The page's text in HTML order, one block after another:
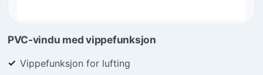
PVC-vindu med vippefunksjon
Vippefunksjon for lufting